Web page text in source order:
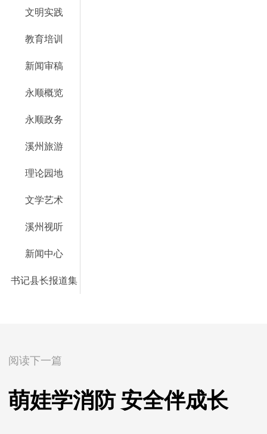
文明实践
教育培训
新闻审稿
永顺概览
永顺政务
溪州旅游
理论园地
文学艺术
溪州视听
新闻中心
书记县长报道集
阅读下一篇
萌娃学消防 安全伴成长